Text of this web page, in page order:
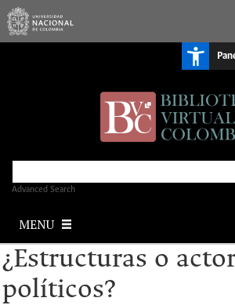
Advanced Search
MENU
¿Estructuras o
políticos?